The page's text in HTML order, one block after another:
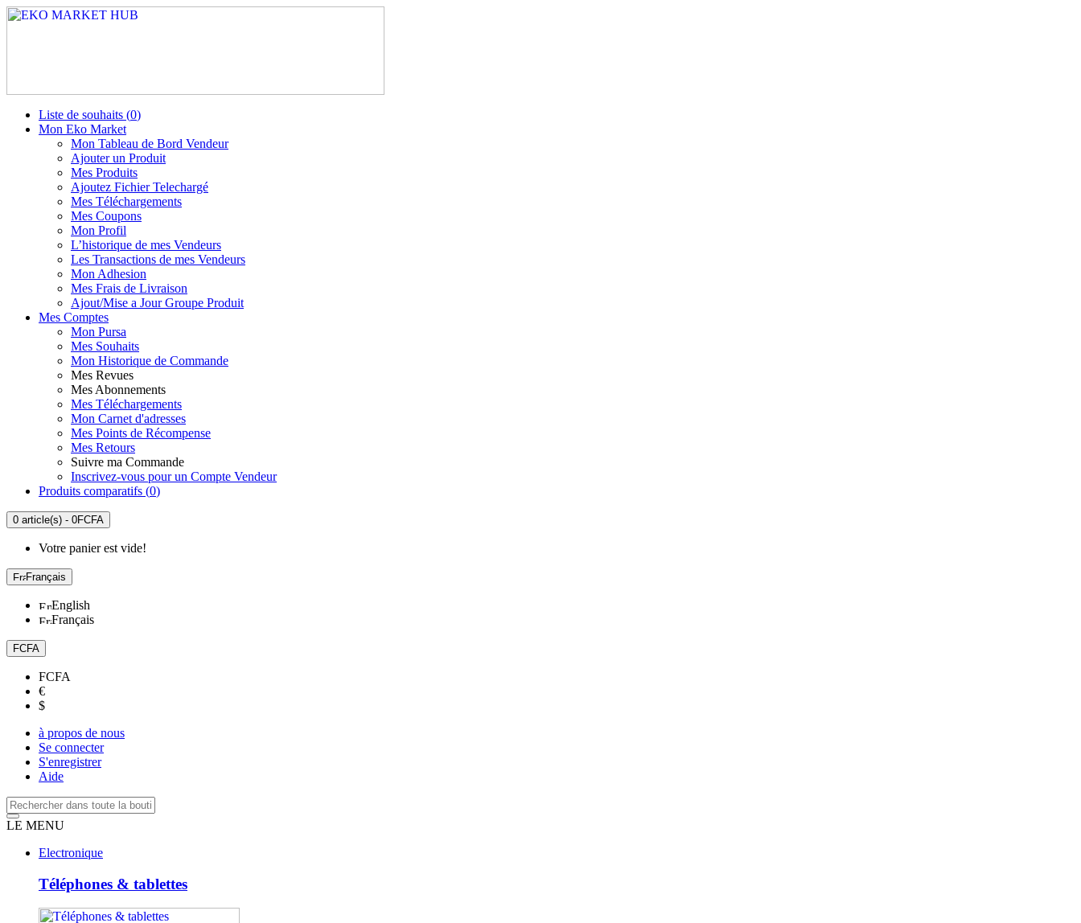
Liste de souhaits (0)
Mon Eko Market
Mon Tableau de Bord Vendeur
Ajouter un Produit
Mes Produits
Ajoutez Fichier Telechargé
Mes Téléchargements
Mes Coupons
Mon Profil
L’historique de mes Vendeurs
Les Transactions de mes Vendeurs
Mon Adhesion
Mes Frais de Livraison
Ajout/Mise a Jour Groupe Produit
Mes Comptes
Mon Pursa
Mes Souhaits
Mon Historique de Commande
Mes Revues
Mes Abonnements
Mes Téléchargements
Mon Carnet d'adresses
Mes Points de Récompense
Mes Retours
Suivre ma Commande
Inscrivez-vous pour un Compte Vendeur
Produits comparatifs (0)
0 article(s) - 0FCFA
Votre panier est vide!
Français
English
Français
FCFA
FCFA
€
$
à propos de nous
Se connecter
S'enregistrer
Aide
LE MENU
Electronique
Téléphones & tablettes